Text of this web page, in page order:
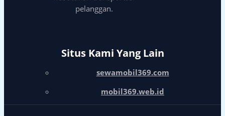
pelanggan.
Situs Kami Yang Lain
sewamobil369.com
mobil369.web.id